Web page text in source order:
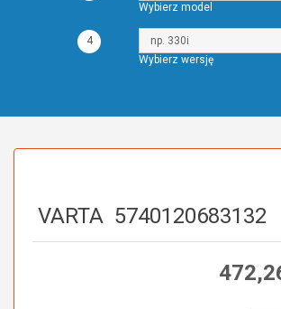
Wybierz model
4
Wybierz wersję
VARTA 5740120683132